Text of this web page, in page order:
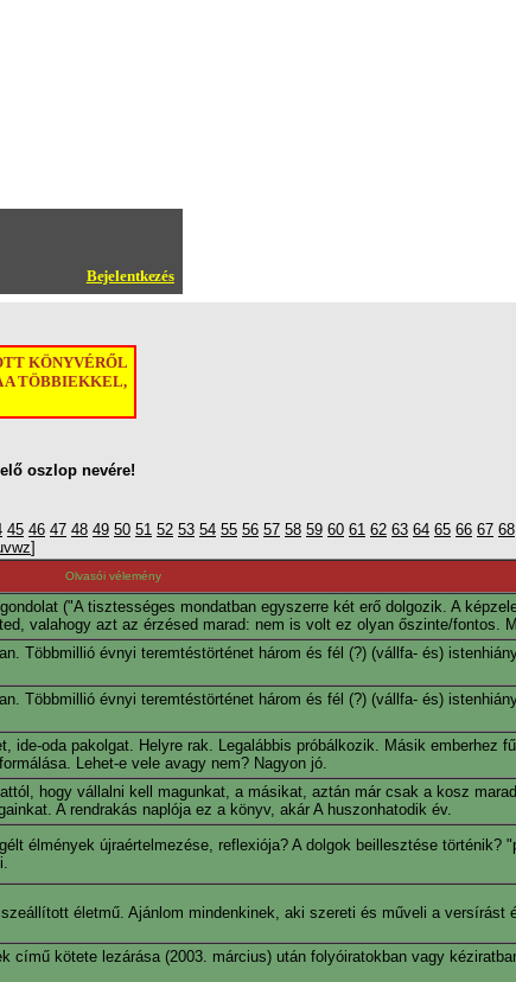
Bejelentkezés
KÖNYVÉRŐL
A TÖBBIEKKEL,
oszlop nevére!
45 46 47 48 49 50 51 52 53 54 55 56 57 58 59 60 61 62 63 64 65 66 67 68
vwz]
Olvasói vélemény
("A tisztességes mondatban egyszerre két erő dolgozik. A
valahogy azt az érzésed marad: nem is volt ez olyan őszinte/fontos.
Többmillió évnyi teremtéstörténet három és fél (?) (vállfa- és)
Többmillió évnyi teremtéstörténet három és fél (?) (vállfa- és)
ide-oda pakolgat. Helyre rak. Legalábbis próbálkozik. Másik emberhez
Lehet-e vele avagy nem? Nagyon jó.
hogy vállalni kell magunkat, a másikat, aztán már csak a kosz
A rendrakás naplója ez a könyv, akár A huszonhatodik év.
élmények újraértelmezése, reflexiója? A dolgok beillesztése történik?
életmű. Ajánlom mindenkinek, aki szereti és műveli a versírást
című kötete lezárása (2003. március) után folyóiratokban vagy